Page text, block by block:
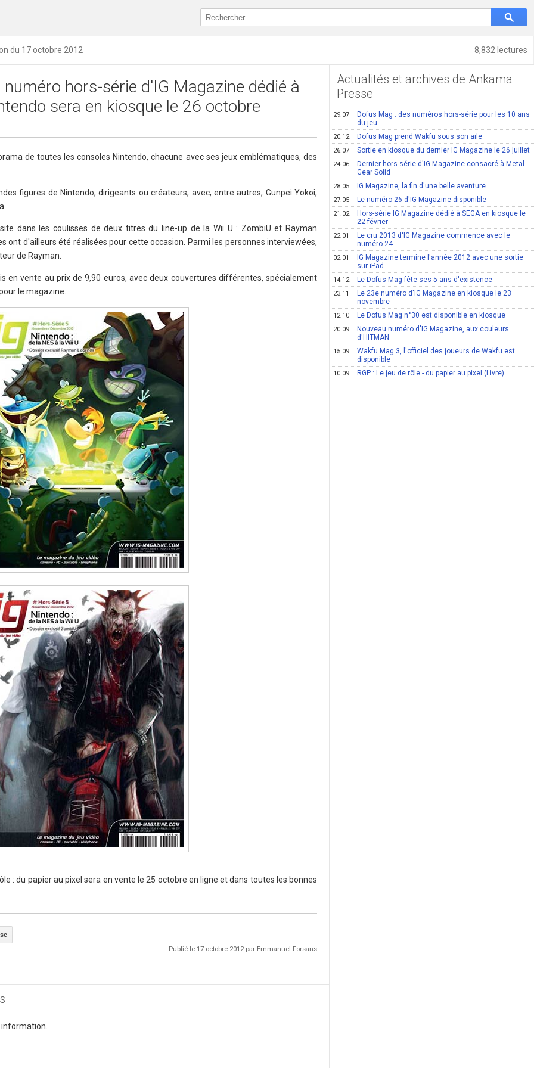
8,832 lectures
du 17 octobre 2012
numéro hors-série d'IG Magazine dédié à
sera en kiosque le 26 octobre
de toutes les consoles Nintendo, chacune avec ses jeux emblématiques, des
figures de Nintendo, dirigeants ou créateurs, avec, entre autres, Gunpei Yokoi,
dans les coulisses de deux titres du line-up de la Wii U : ZombiU et Rayman
ont d'ailleurs été réalisées pour cette occasion. Parmi les personnes interviewées,
de Rayman.
en vente au prix de 9,90 euros, avec deux couvertures différentes, spécialement
le magazine.
: du papier au pixel sera en vente le 25 octobre en ligne et dans toutes les bonnes
Publié le 17 octobre 2012 par Emmanuel Forsans
Actualités et archives de Ankama
Presse
29.07
Dofus Mag : des numéros hors-série pour les 10 ans
du jeu
20.12 Dofus Mag prend Wakfu sous son aile
26.07 Sortie en kiosque du dernier IG Magazine le 26 juillet
24.06
Dernier hors-série d'IG Magazine consacré à Metal
Gear Solid
28.05 IG Magazine, la fin d'une belle aventure
27.05 Le numéro 26 d'IG Magazine disponible
21.02
Hors-série IG Magazine dédié à SEGA en kiosque le
22 février
22.01
Le cru 2013 d'IG Magazine commence avec le
numéro 24
02.01
IG Magazine termine l'année 2012 avec une sortie
sur iPad
14.12 Le Dofus Mag fête ses 5 ans d'existence
23.11
Le 23e numéro d'IG Magazine en kiosque le 23
novembre
12.10 Le Dofus Mag n°30 est disponible en kiosque
20.09
Nouveau numéro d'IG Magazine, aux couleurs
d'HITMAN
15.09
Wakfu Mag 3, l'officiel des joueurs de Wakfu est
disponible
10.09 RGP : Le jeu de rôle - du papier au pixel (Livre)